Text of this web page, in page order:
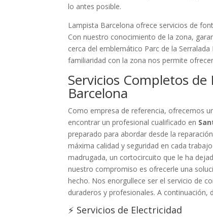
lo antes posible.
Lampista Barcelona ofrece servicios de
Con nuestro conocimiento de la zona,
cerca del emblemático Parc de la
familiaridad con la zona nos permite
Servicios Completos
Barcelona
Como empresa de referencia, ofrecemos
encontrar un profesional cualificado en
preparado para abordar desde la
máxima calidad y seguridad en cada
madrugada, un cortocircuito que le ha
nuestro compromiso es ofrecerle una
hecho. Nos enorgullece ser el servicio de
duraderos y profesionales. A continuación,
⚡ Servicios de Electricidad